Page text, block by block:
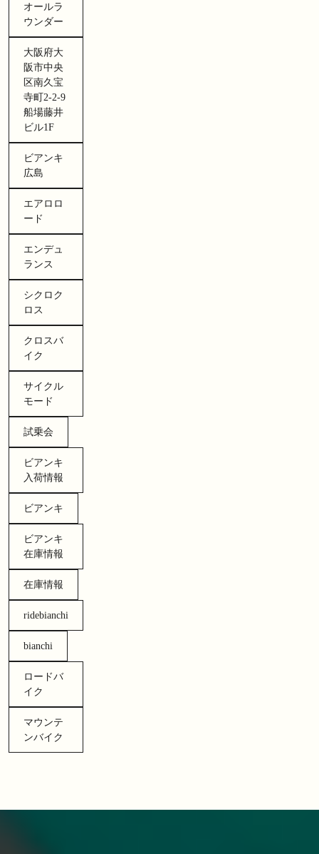
オールラ
ウンダー
大阪府大
阪市中央
区南久宝
寺町2-2-9
船場藤井
ビル1F
ビアンキ
広島
エアロロ
ード
エンデュ
ランス
シクロク
ロス
クロスバ
イク
サイクル
モード
試乗会
ビアンキ
入荷情報
ビアンキ
ビアンキ
在庫情報
在庫情報
ridebianchi
bianchi
ロードバ
イク
マウンテ
ンバイク